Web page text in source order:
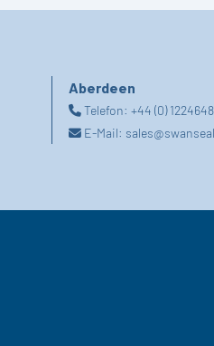
Aberdeen
Telefon: +44 (0)
E-Mail: